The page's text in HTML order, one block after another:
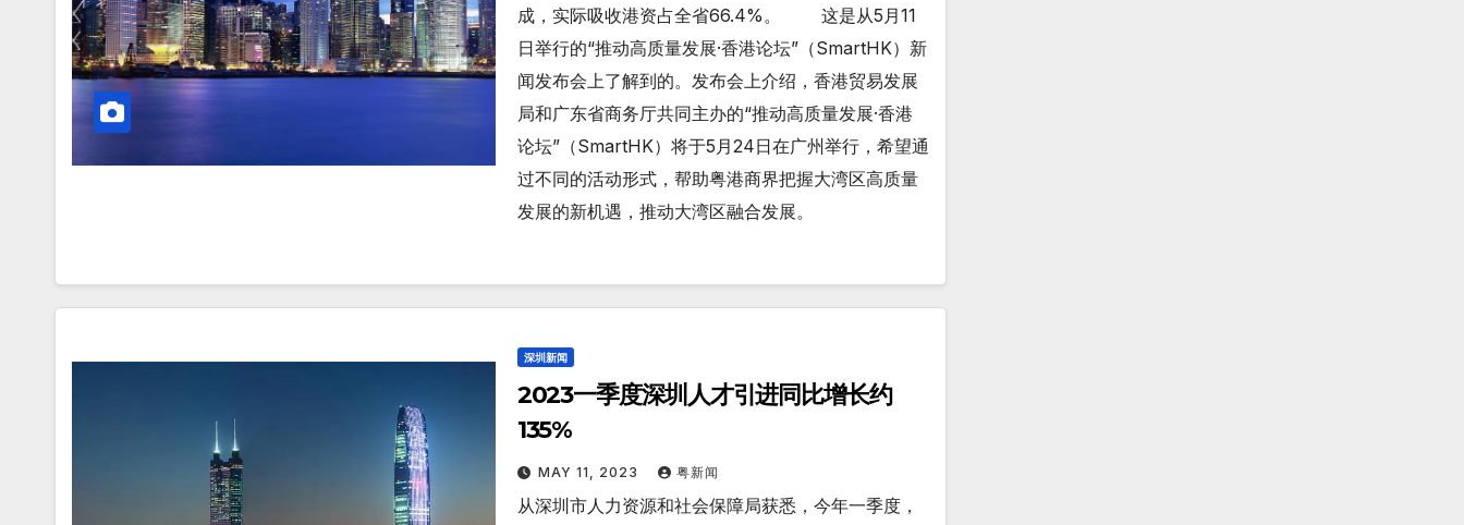
成，实际吸收港资占全省66.4%。 这是从5月11
日举行的“推动高质量发展·香港论坛”（SmartHK）新
闻发布会上了解到的。发布会上介绍，香港贸易发展
局和广东省商务厅共同主办的“推动高质量发展·香港
论坛”（SmartHK）将于5月24日在广州举行，希望通
过不同的活动形式，帮助粤港商界把握大湾区高质量
发展的新机遇，推动大湾区融合发展。
深圳新闻
2023一季度深圳人才引进同比增长约
135%
MAY 11, 2023 粤新闻
从深圳市人力资源和社会保障局获悉，今年一季度，